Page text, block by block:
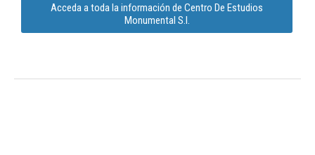
Acceda a toda la información de Centro De Estudios
Monumental S.l.